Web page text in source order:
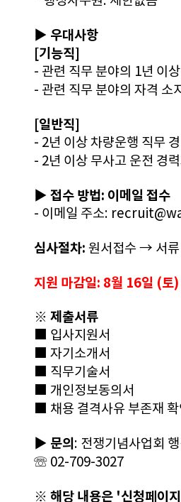
▶ 우대사항
[기능직]
- 관련 직무 분야의 1년 이
- 관련 직무 분야의 자격 소
[일반직]
- 2년 이상 차량운행 직무
- 2년 이상 무사고 운전 경
▶ 접수 방법: 이메일 접수
- 이메일 주소:
심사절차: 원서접수 → 서
지원 마감일: 8월 16일 (토
※ 제출서류
■ 입사지원서
■ 자기소개서
■ 직무기술서
■ 개인정보동의서
■ 채용 결격사유 부존재 확
▶ 문의: 전쟁기념사업회
☏ 02-709-3027
※ 해당 내용은 '신청페이